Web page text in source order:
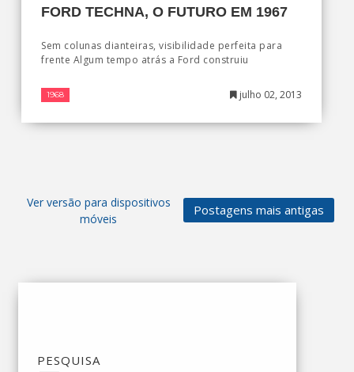
FORD TECHNA, O FUTURO EM 1967
Sem colunas dianteiras, visibilidade perfeita para
frente Algum tempo atrás a Ford construiu
1968 julho 02, 2013
Postagens mais antigas
Ver versão para dispositivos
móveis
PESQUISA